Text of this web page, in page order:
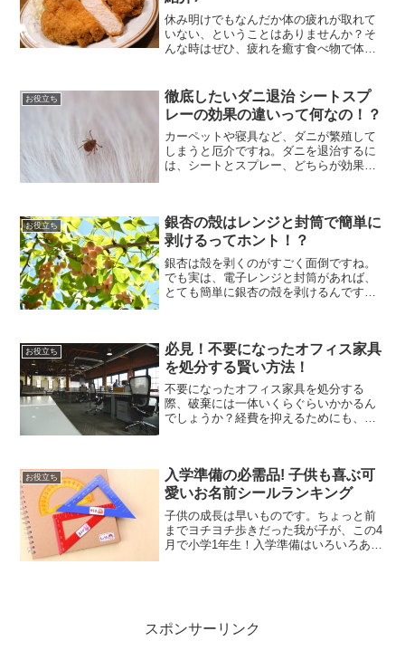
休み明けでもなんだか体の疲れが取れて
いない、ということはありませんか？そ
んな時はぜひ、疲れを癒す食べ物で体力
る食べ物を紹介します。体力の回復をサ
ポートしてくれる食べ物っ...
お役立ち
徹底したいダニ退治 シートスプ
レーの効果の違いって何なの！？
カーペットや寝具など、ダニが繁殖して
しまうと厄介ですね。ダニを退治するに
は、シートとスプレー、どちらが効果的
効果的なのかを解説します...
お役立ち
銀杏の殻はレンジと封筒で簡単に
剥けるってホント！？
銀杏は殻を剥くのがすごく面倒ですね。
でも実は、電子レンジと封筒があれば、
とても簡単に銀杏の殻を剥けるんです
に、レンジと封筒で殻を剥く...
お役立ち
必見！不要になったオフィス家具
を処分する賢い方法！
不要になったオフィス家具を処分する
際、破棄には一体いくらぐらいかかるん
でしょうか？経費を抑えるためにも、な
要になった家具を処分する方...
お役立ち
入学準備の必需品! 子供も喜ぶ可
愛いお名前シールランキング
子供の成長は早いものです。ちょっと前
までヨチヨチ歩きだった我が子が、この4
月で小学1年生！入学準備はいろいろあり
スポンサーリンク